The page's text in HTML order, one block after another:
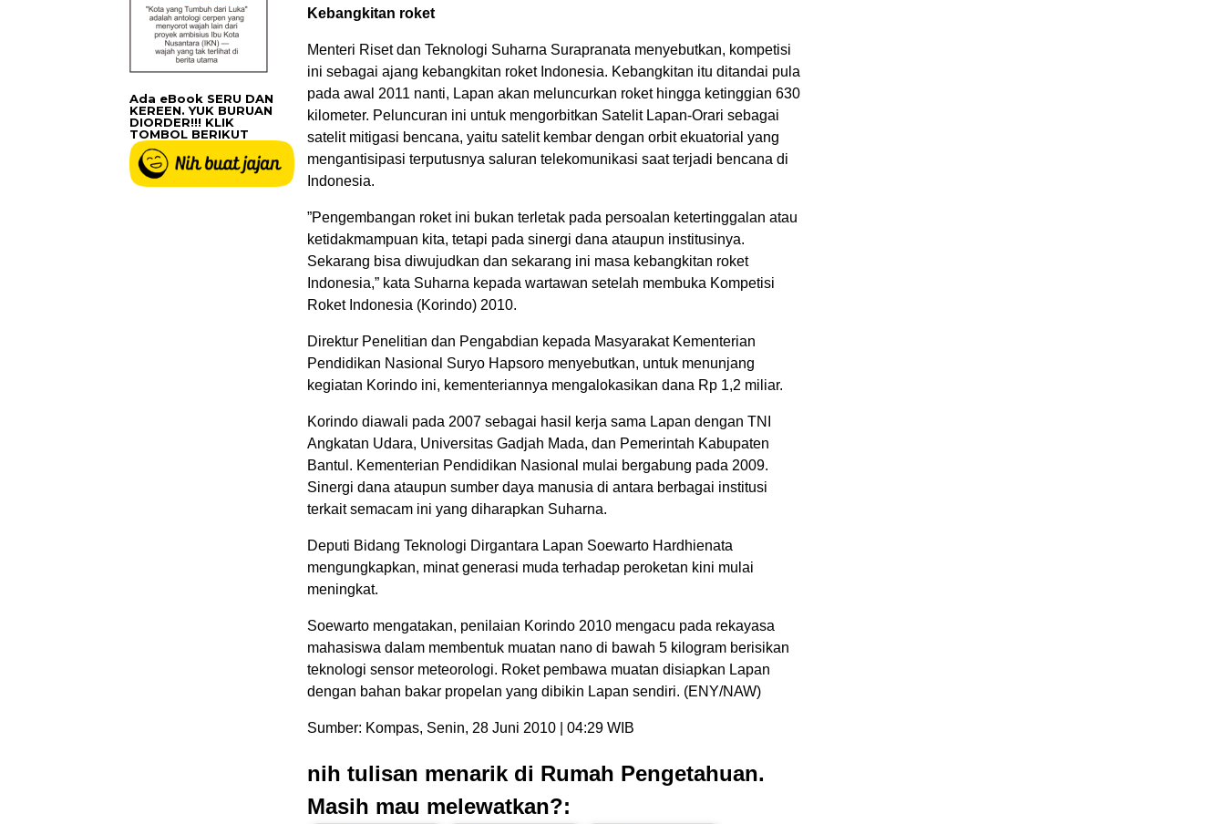
Kebangkitan roket
Menteri Riset dan Teknologi Suharna Surapranata menyebutkan, kompetisi
ini sebagai ajang kebangkitan roket Indonesia. Kebangkitan itu ditandai pula
pada awal 2011 nanti, Lapan akan meluncurkan roket hingga ketinggian 630
kilometer. Peluncuran ini untuk mengorbitkan Satelit Lapan-Orari sebagai
satelit mitigasi bencana, yaitu satelit kembar dengan orbit ekuatorial yang
mengantisipasi terputusnya saluran telekomunikasi saat terjadi bencana di
Indonesia.
”Pengembangan roket ini bukan terletak pada persoalan ketertinggalan atau
ketidakmampuan kita, tetapi pada sinergi dana ataupun institusinya.
Sekarang bisa diwujudkan dan sekarang ini masa kebangkitan roket
Indonesia,” kata Suharna kepada wartawan setelah membuka Kompetisi
Roket Indonesia (Korindo) 2010.
Direktur Penelitian dan Pengabdian kepada Masyarakat Kementerian
Pendidikan Nasional Suryo Hapsoro menyebutkan, untuk menunjang
kegiatan Korindo ini, kementeriannya mengalokasikan dana Rp 1,2 miliar.
Korindo diawali pada 2007 sebagai hasil kerja sama Lapan dengan TNI
Angkatan Udara, Universitas Gadjah Mada, dan Pemerintah Kabupaten
Bantul. Kementerian Pendidikan Nasional mulai bergabung pada 2009.
Sinergi dana ataupun sumber daya manusia di antara berbagai institusi
terkait semacam ini yang diharapkan Suharna.
Deputi Bidang Teknologi Dirgantara Lapan Soewarto Hardhienata
mengungkapkan, minat generasi muda terhadap peroketan kini mulai
meningkat.
Soewarto mengatakan, penilaian Korindo 2010 mengacu pada rekayasa
mahasiswa dalam membentuk muatan nano di bawah 5 kilogram berisikan
teknologi sensor meteorologi. Roket pembawa muatan disiapkan Lapan
dengan bahan bakar propelan yang dibikin Lapan sendiri. (ENY/NAW)
Sumber: Kompas, Senin, 28 Juni 2010 | 04:29 WIB
nih tulisan menarik di Rumah Pengetahuan.
Masih mau melewatkan?:
Ada eBook SERU DAN
KEREEN. YUK BURUAN
DIORDER!!! KLIK
TOMBOL BERIKUT